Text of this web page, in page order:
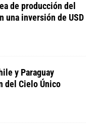
de producción del
una inversión de USD
y Paraguay
del Cielo Único